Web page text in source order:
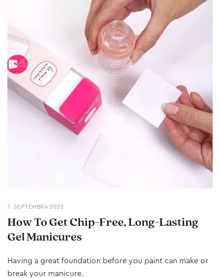
7. SEPTEMBRA 2022
How To Get Chip-Free, Long-Lasting
Gel Manicures
Having a great foundation before you paint can make or
break your manicure.